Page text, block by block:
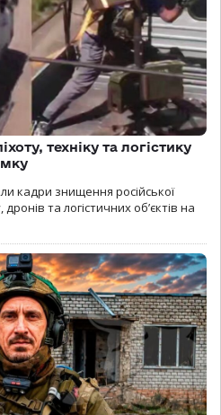
техніку та логістику
кадри знищення російської
та логістичних об’єктів на